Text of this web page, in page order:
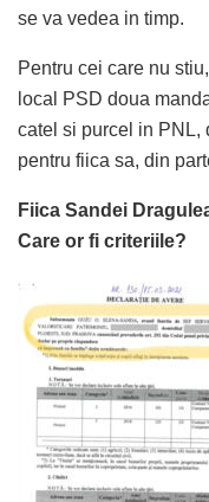
se va vedea in timp.
Pentru cei care nu
local PSD doua
catel si purcel in PNL,
pentru fiica sa, din
Fiica Sandei
Care or fi criteriile?